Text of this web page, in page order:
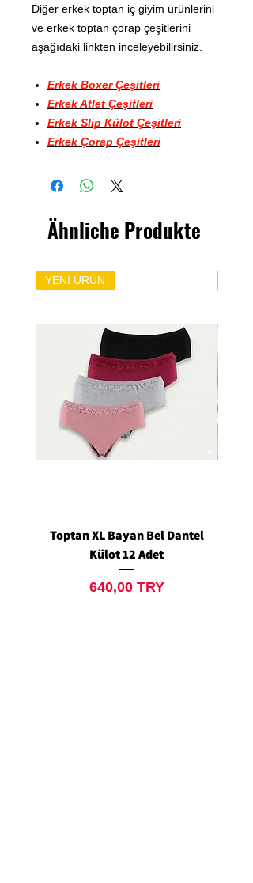
Diğer erkek toptan iç giyim ürünlerini
ve erkek toptan çorap çeşitlerini
aşağıdaki linkten inceleyebilirsiniz.
Erkek Boxer Çeşitleri
Erkek Atlet Çeşitleri
Erkek Slip Külot Çeşitleri
Erkek Çorap Çeşitleri
Ähnliche Produkte
YENİ ÜRÜN
Toptan XL Bayan Bel Dantel
Külot 12 Adet
Preis
640,00 TRY